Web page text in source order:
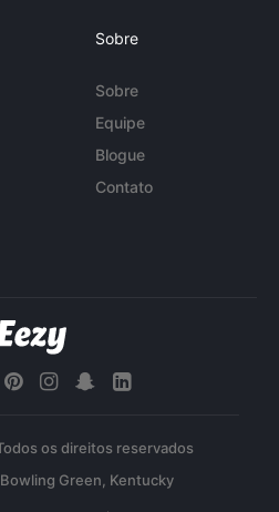
Sobre
Sobre
Equipe
Blogue
Contato
os direitos reservados